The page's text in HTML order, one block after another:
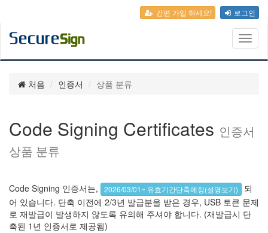
간편 가입 하세요! 로그인
처음 인증서 상품 분류
Code Signing Certificates 인증서
상품 분류
Code Signing 인증서는, 2026/03/01~ 유효기간단축예정(설명보기)
되
어 있습니다. 단축 이전에 2/3년 발급분을 받은 경우, USB 토큰 문제
로 재발급이 발생하지 않도록 유의해 주셔야 합니다. (재발급시 단
축된 1년 인증서로 제공됨)